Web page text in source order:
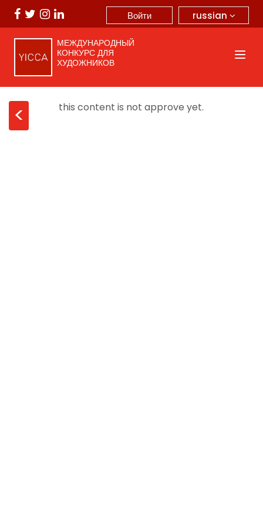
russian
Войти
МЕЖДУНАРОДНЫЙ
КОНКУРС ДЛЯ
ХУДОЖНИКОВ
< this content is not approve yet.